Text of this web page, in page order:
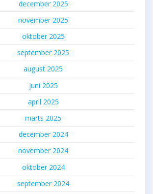
december 2025
november 2025
oktober 2025
september 2025
august 2025
juni 2025
april 2025
marts 2025
december 2024
november 2024
oktober 2024
september 2024